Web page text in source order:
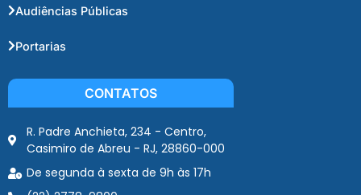
Audiências Públicas
Portarias
CONTATOS
R. Padre Anchieta, 234 - Centro,
Casimiro de Abreu - RJ, 28860-000
De segunda à sexta de 9h às 17h